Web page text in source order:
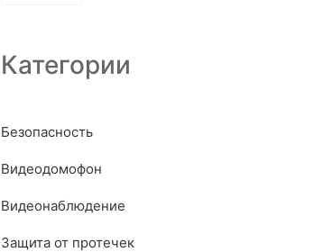
Категории
Безопасность
Видеодомофон
Видеонаблюдение
Защита от протечек